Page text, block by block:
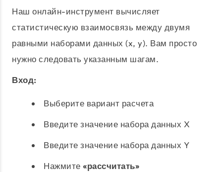
Наш онлайн-инструмент вычисляет
статистическую взаимосвязь между двумя
равными наборами данных (x, y). Вам просто
нужно следовать указанным шагам.
Вход:
Выберите вариант расчета
Введите значение набора данных X
Введите значение набора данных Y
Нажмите «рассчитать»